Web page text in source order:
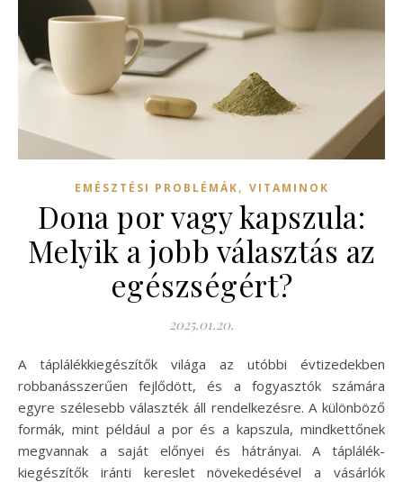
EMÉSZTÉSI PROBLÉMÁK, VITAMINOK
Dona por vagy kapszula:
Melyik a jobb választás az
egészségért?
2025.01.20.
A táplálékkiegészítők világa az utóbbi évtizedekben
robbanásszerűen fejlődött, és a fogyasztók számára
egyre szélesebb választék áll rendelkezésre. A különböző
formák, mint például a por és a kapszula, mindkettőnek
megvannak a saját előnyei és hátrányai. A táplálék-
kiegészítők iránti kereslet növekedésével a vásárlók